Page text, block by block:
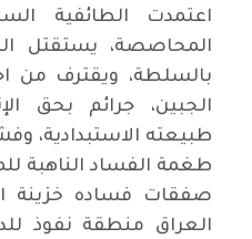
اعتمدت الطائفية
المحاصصة، يستقتل
بالسلطة، ويقترف من
الجبين، جرائم بحق
طبيعته الاستبدادية،
طغمة الفساد الناهبة
صفقات فساده خزينة
العراق منطقة نفوذ